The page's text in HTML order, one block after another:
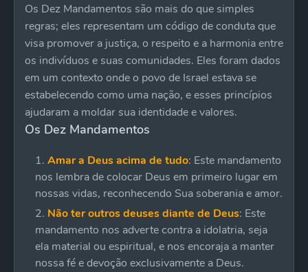
Os Dez Mandamentos são mais do que simples
regras; eles representam um código de conduta que
visa promover a justiça, o respeito e a harmonia entre
os indivíduos e suas comunidades. Eles foram dados
em um contexto onde o povo de Israel estava se
estabelecendo como uma nação, e esses princípios
ajudaram a moldar sua identidade e valores.
Os Dez Mandamentos
Amar a Deus acima de tudo: Este mandamento
nos lembra de colocar Deus em primeiro lugar em
nossas vidas, reconhecendo Sua soberania e amor.
Não ter outros deuses diante de Deus: Este
mandamento nos adverte contra a idolatria, seja
ela material ou espiritual, e nos encoraja a manter
nossa fé e devoção exclusivamente a Deus.